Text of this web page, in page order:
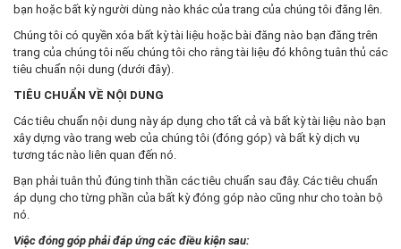
bạn hoặc bất kỳ người dùng nào khác của trang của chúng tôi đăng lên.
Chúng tôi có quyền xóa bất kỳ tài liệu hoặc bài đăng nào bạn đăng trên
trang của chúng tôi nếu chúng tôi cho rằng tài liệu đó không tuân thủ các
tiêu chuẩn nội dung (dưới đây).
TIÊU CHUẨN VỀ NỘI DUNG
Các tiêu chuẩn nội dung này áp dụng cho tất cả và bất kỳ tài liệu nào bạn
xây dựng vào trang web của chúng tôi (đóng góp) và bất kỳ dịch vụ
tương tác nào liên quan đến nó.
Bạn phải tuân thủ đúng tinh thần các tiêu chuẩn sau đây. Các tiêu chuẩn
áp dụng cho từng phần của bất kỳ đóng góp nào cũng như cho toàn bộ
nó.
Việc đóng góp phải đáp ứng các điều kiện sau: